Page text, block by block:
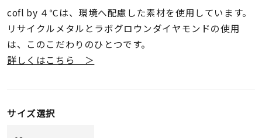
在庫 在庫ありのみ
cofl by ４℃は、環境へ配慮した素材を使用しています。
リサイクルメタルとラボグロウンダイヤモンドの使用
は、このこだわりのひとつです。
詳しくはこちら ＞
サイズ選択